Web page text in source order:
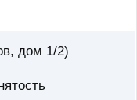
дом 1/2)